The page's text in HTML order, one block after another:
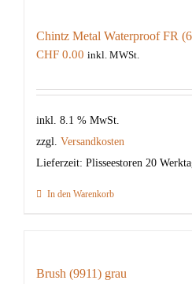
Chintz Metal Waterproof FR
CHF 0.00 inkl. MWSt.
inkl. 8.1 % MwSt.
zzgl. Versandkosten
Lieferzeit: Plisseestoren 20
In den Warenkorb
Brush (9911) grau